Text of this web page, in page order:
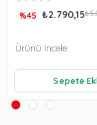
₺2.790,15
%45
Sepete
Ürünü İncele